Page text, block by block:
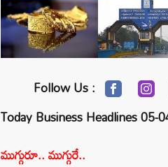
Follow Us :
Today Business Headlines 05-
ముగ్గురూ.. ముగ్గురే..